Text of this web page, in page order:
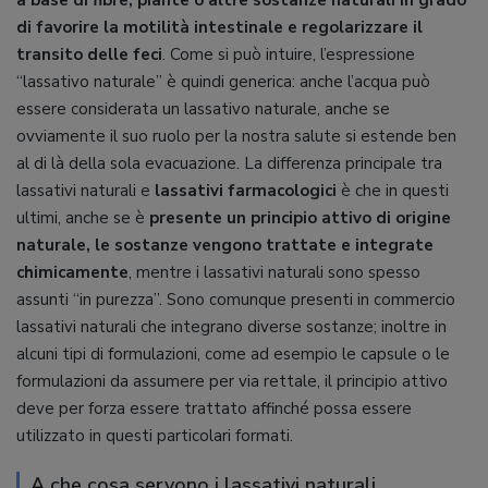
di favorire la motilità intestinale e regolarizzare il
transito delle feci. Come si può intuire, l’espressione
“lassativo naturale” è quindi generica: anche l’acqua può
essere considerata un lassativo naturale, anche se
ovviamente il suo ruolo per la nostra salute si estende ben
al di là della sola evacuazione. La differenza principale tra
lassativi naturali e lassativi farmacologici è che in questi
ultimi, anche se è presente un principio attivo di origine
naturale, le sostanze vengono trattate e integrate
chimicamente, mentre i lassativi naturali sono spesso
assunti “in purezza”. Sono comunque presenti in commercio
lassativi naturali che integrano diverse sostanze; inoltre in
alcuni tipi di formulazioni, come ad esempio le capsule o le
formulazioni da assumere per via rettale, il principio attivo
deve per forza essere trattato affinché possa essere
utilizzato in questi particolari formati.